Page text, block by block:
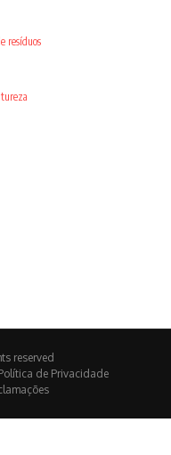
resíduos
reserved
de Privacidade